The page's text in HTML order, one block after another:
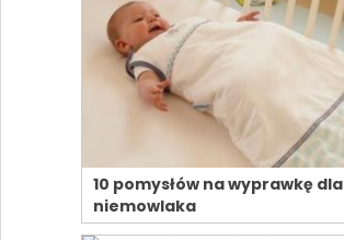
10 pomysłów na wyprawkę dla
niemowlaka